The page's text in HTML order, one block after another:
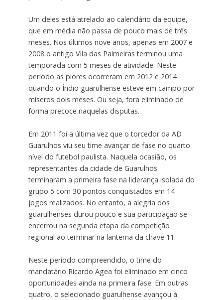
Um deles está atrelado ao calendário da equipe,
que em média não passa de pouco mais de três
meses. Nos últimos nove anos, apenas em 2007 e
2008 o antigo Vila das Palmeiras terminou uma
temporada com 5 meses de atividade. Neste
período as piores ocorreram em 2012 e 2014
quando o Índio guarulhense esteve em campo por
míseros dois meses. Ou seja, fora eliminado de
forma precoce naquelas disputas.
Em 2011 foi a última vez que o torcedor da AD
Guarulhos viu seu time avançar de fase no quarto
nível do futebol paulista. Naquela ocasião, os
representantes da cidade de Guarulhos
terminaram a primeira fase na liderança isolada do
grupo 5 com 30 pontos conquistados em 14
jogos realizados. No entanto, a alegria dos
guarulhenses durou pouco e sua participação se
encerrou na segunda etapa da competição
regional ao terminar na lanterna da chave 11.
Neste período compreendido, o time do
mandatário Ricardo Agea foi eliminado em cinco
oportunidades ainda na primeira fase. Em outras
quatro, o selecionado guarulhense avançou à